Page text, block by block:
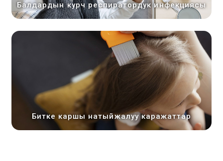
Балдардын курч респиратордук инфекциясы
Битке каршы натыйжалуу каражаттар